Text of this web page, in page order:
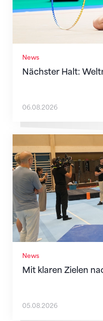
News
Nächster Halt:
06.08.2026
News
Mit klaren Zielen
Mit klaren Zielen nach
05.08.2026